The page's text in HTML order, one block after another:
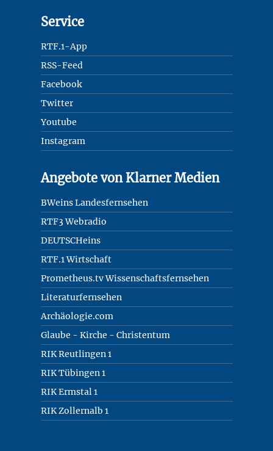
Service
RTF.1-App
RSS-Feed
Facebook
Twitter
Youtube
Instagram
Angebote von Klarner Medien
BWeins Landesfernsehen
RTF3 Webradio
DEUTSCHeins
RTF.1 Wirtschaft
Prometheus.tv Wissenschaftsfernsehen
Literaturfernsehen
Archäologie.com
Glaube - Kirche - Christentum
RIK Reutlingen 1
RIK Tübingen 1
RIK Ermstal 1
RIK Zollernalb 1